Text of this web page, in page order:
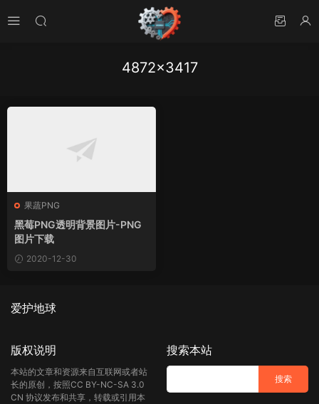
4872×3417
果蔬PNG
黑莓PNG透明背景图片-PNG
图片下载
2020-12-30
爱护地球
版权说明
本站的文章和资源来自互联网或者站
长的原创，按照CC BY-NC-SA 3.0
CN 协议发布和共享，转载或引用本
搜索本站